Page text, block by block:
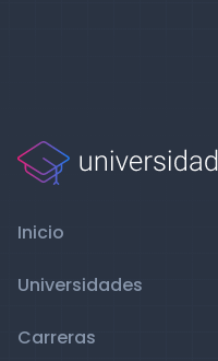
Inicio
Universidades
Carreras